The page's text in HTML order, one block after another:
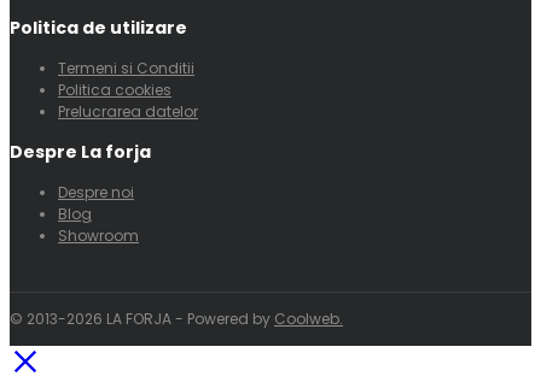
Politica de utilizare
Termeni si Conditii
Politica cookies
Prelucrarea datelor
Despre La forja
Despre noi
Blog
Showroom
© 2013-2026 LA FORJA - Powered by Coolweb.